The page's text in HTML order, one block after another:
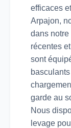
efficaces
Arpajon,
dans
récentes
sont
garde au
Nous
levage